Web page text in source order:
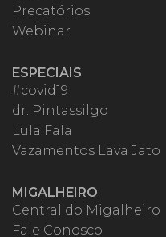
Precatórios
Webinar
ESPECIAIS
#covid19
dr. Pintassilgo
Lula Fala
Vazamentos Lava Jato
MIGALHEIRO
Central do Migalheiro
Fale Conosco